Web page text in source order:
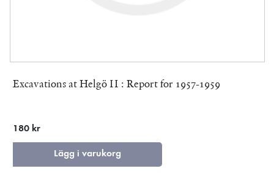
Excavations at Helgö II : Report for 1957-1959
180 kr
Lägg i varukorg